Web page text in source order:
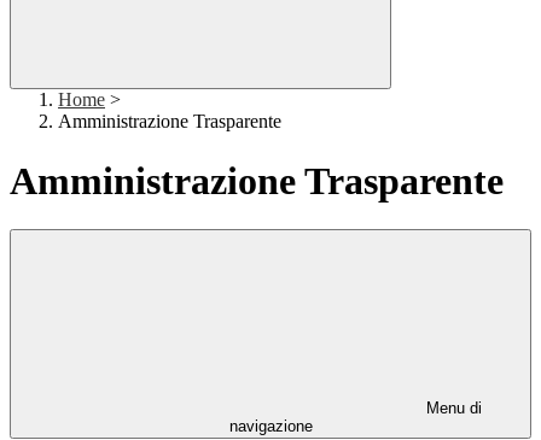
Home >
Amministrazione Trasparente
Amministrazione Trasparente
Menu di
navigazione